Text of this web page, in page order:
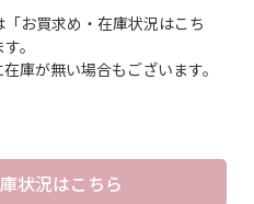
お買求め・在庫状況はこち
。
庫が無い場合もございます。
状況はこちら